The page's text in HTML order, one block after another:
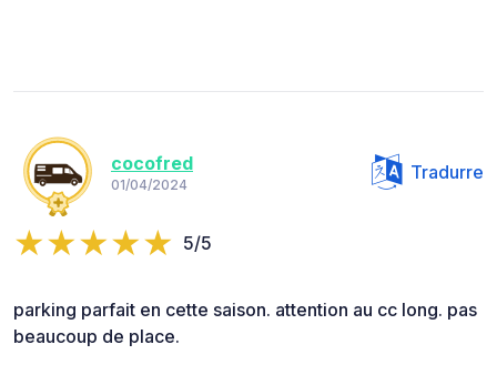
cocofred
01/04/2024
Tradurre
5/5
parking parfait en cette saison. attention au cc long. pas
beaucoup de place.